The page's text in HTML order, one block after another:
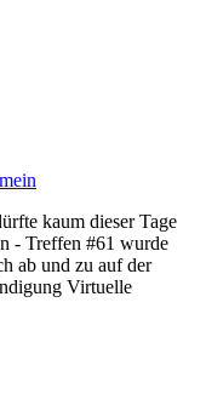
kaum dieser Tage
- Treffen #61 wurde
ab und zu auf der
Virtuelle